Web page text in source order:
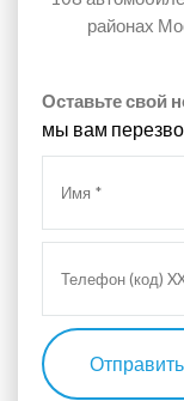
районах
Оставьте свой
мы вам
Отправить